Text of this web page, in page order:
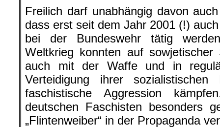
Freilich darf unabhängig davon
dass erst seit dem Jahr 2001 (!)
bei der Bundeswehr tätig
Weltkrieg konnten auf
auch mit der Waffe und in
Verteidigung ihrer
faschistische Aggression
deutschen Faschisten besonders
„Flintenweiber“ in der Propaganda